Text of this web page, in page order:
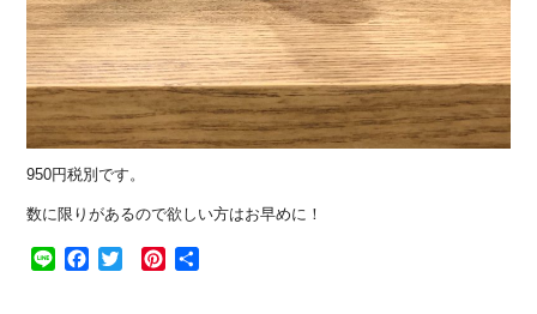
950円税別です。
数に限りがあるので欲しい方はお早めに！
Line Facebook
Twitter Pinterest